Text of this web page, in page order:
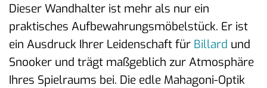
Dieser Wandhalter ist mehr als nur ein
praktisches Aufbewahrungsmöbelstück. Er ist
ein Ausdruck Ihrer Leidenschaft für Billard und
Snooker und trägt maßgeblich zur Atmosphäre
Ihres Spielraums bei. Die edle Mahagoni-Optik